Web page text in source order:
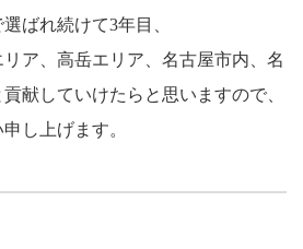
ばれ続けて3年目、
ア、高岳エリア、名古屋市内、名
献していけたらと思いますので、
し上げます。